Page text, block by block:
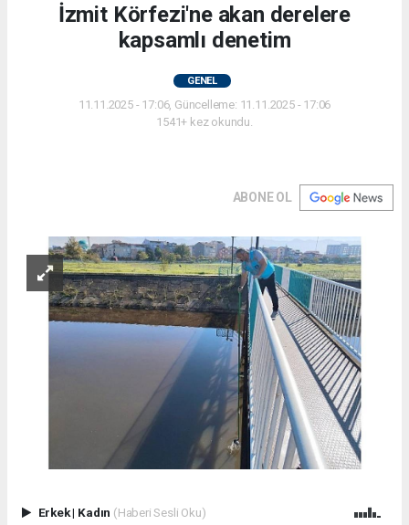
İzmit Körfezi'ne akan derelere
kapsamlı denetim
GENEL
11.11.2025 - 17:06, Güncelleme: 11.11.2025 - 17:06
1541+ kez okundu.
ABONE OL
Erkek| Kadın (Haberi Sesli Oku)